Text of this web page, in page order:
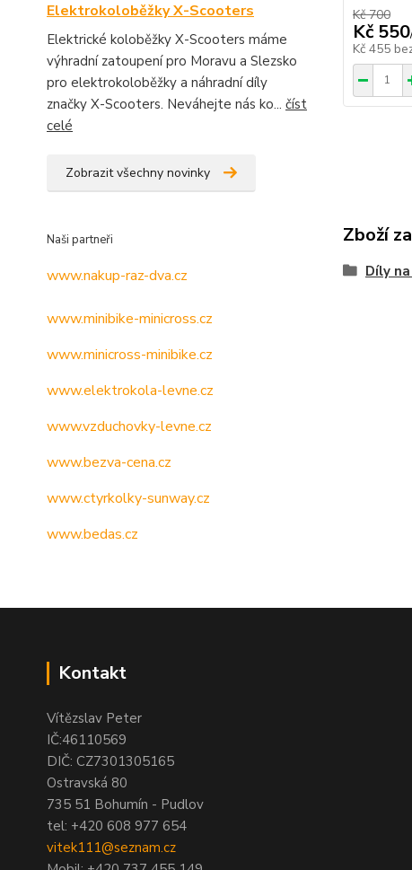
Elektrokoloběžky X-Scooters
Elektrické koloběžky X-Scooters máme
výhradní zatoupení pro Moravu a Slezsko
pro elektrokoloběžky a náhradní díly
značky X-Scooters. Neváhejte nás ko... číst
celé
Zobrazit všechny novinky
Naši partneři
www.nakup-raz-dva.cz
www.minibike-minicross.cz
www.minicross-minibike.cz
www.elektrokola-levne.cz
www.vzduchovky-levne.cz
www.bezva-cena.cz
www.ctyrkolky-sunway.cz
www.bedas.cz
Kč 700
Kč 550
Kč 455
Zboží
Díly
Kontakt
Vítězslav Peter
IČ:46110569
DIČ: CZ7301305165
Ostravská 80
735 51 Bohumín - Pudlov
tel: +420 608 977 654
vitek111@seznam.cz